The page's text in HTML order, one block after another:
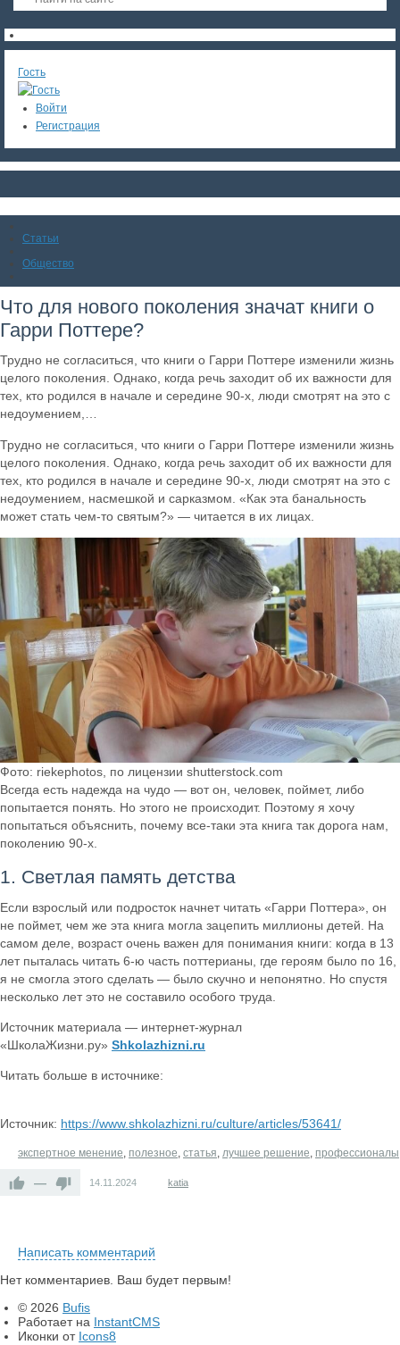
Гость
Войти
Регистрация
Статьи
Общество
Что для нового поколения значат книги о
Гарри Поттере?
Трудно не согласиться, что книги о Гарри Поттере изменили жизнь
целого поколения. Однако, когда речь заходит об их важности для
тех, кто родился в начале и середине 90-х, люди смотрят на это с
недоумением,…
Трудно не согласиться, что книги о Гарри Поттере изменили жизнь
целого поколения. Однако, когда речь заходит об их важности для
тех, кто родился в начале и середине 90-х, люди смотрят на это с
недоумением, насмешкой и сарказмом. «Как эта банальность
может стать чем-то святым?» — читается в их лицах.
Фото: riekephotos, по лицензии shutterstock.com
Всегда есть надежда на чудо — вот он, человек, поймет, либо
попытается понять. Но этого не происходит. Поэтому я хочу
попытаться объяснить, почему все-таки эта книга так дорога нам,
поколению 90-х.
1. Светлая память детства
Если взрослый или подросток начнет читать «Гарри Поттера», он
не поймет, чем же эта книга могла зацепить миллионы детей. На
самом деле, возраст очень важен для понимания книги: когда в 13
лет пыталась читать 6-ю часть поттерианы, где героям было по 16,
я не смогла этого сделать — было скучно и непонятно. Но спустя
несколько лет это не составило особого труда.
Источник материала — интернет-журнал
«ШколаЖизни.ру» Shkolazhizni.ru
Читать больше в источнике:
Источник: https://www.shkolazhizni.ru/culture/articles/53641/
экспертное менение полезное статья лучшее решение профессионалы
— 14.11.2024 katia
Написать комментарий
Нет комментариев. Ваш будет первым!
© 2026 Bufis
Работает на InstantCMS
Иконки от Icons8